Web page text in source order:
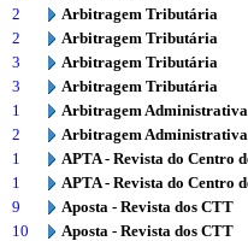
2
Arbitragem Tributária
2
Arbitragem Tributária
3
Arbitragem Tributária
3
Arbitragem Tributária
1
Arbitragem Administrativa
2
Arbitragem Administrativa
1
APTA - Revista do Centro
1
APTA - Revista do Centro
9
Aposta - Revista dos CTT
10
Aposta - Revista dos CTT